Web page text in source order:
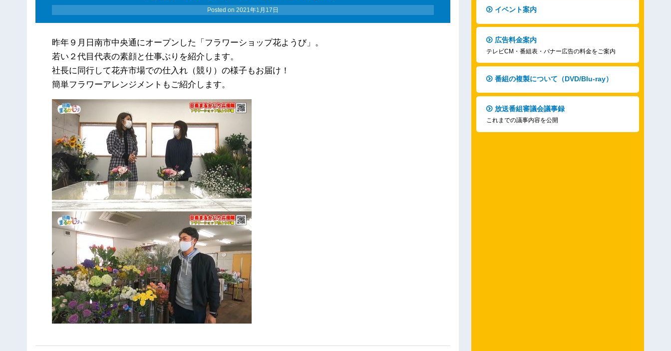
Posted on2021年1月17日
昨年９月日南市中央通にオープンした「フラワーショップ花ようび」 。
若い２代目代表の素顔と仕事ぶりを紹介します。
社長に同行して花卉市場での仕入れ（競り）の様子もお届け！
簡単フラワーアレンジメントもご紹介します。
イベント案内
広告料金案内
テレビCM・番組表・バナー広告の料金をご案内
番組の複製について（DVD/Blu-ray）
放送番組審議会議事録
これまでの議事内容を公開